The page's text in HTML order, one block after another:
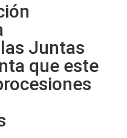
Juntas
que este